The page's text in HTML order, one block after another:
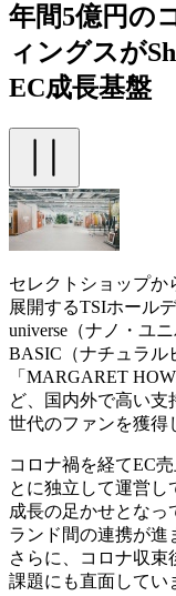
年間5億円の
ィングスが
EC成長基盤
セレクトショップか
展開するTSIホール
universe（ナノ・ユ
BASIC（ナチュラル
「MARGARET
ど、国内外で高い支
世代のファンを獲得
コロナ禍を経てEC
とに独立して運営し
成長の足かせとな
ランド間の連携が進
さらに、コロナ収束
課題にも直面してい